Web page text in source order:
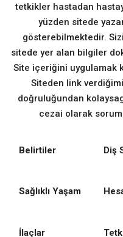
tetkikler hastadan
yüzden sitede
gösterebilmektedir.
sitede yer alan bilgiler
Site içeriğini uygulamak
Siteden link
doğruluğundan
cezai olarak
Belirtiler Diş
Sağlıklı Yaşam
İlaçlar